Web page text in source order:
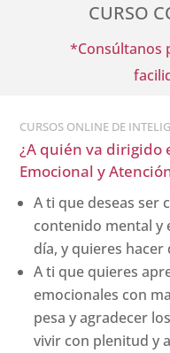
CURSO
*Consúltanos
CURSOS ONLINE DE
¿A quién va dirigido
Emocional y
A ti que deseas ser
contenido mental y
día, y quieres hacer
A ti que quieres
emocionales con
pesa y agradecer
vivir con plenitud y